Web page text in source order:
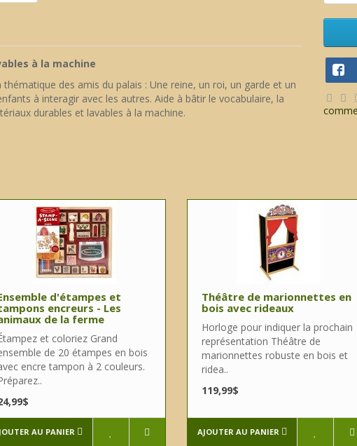
à la machine
des amis du palais : Une reine, un roi, un garde et un
à interagir avec les autres. Aide à bâtir le vocabulaire, la
durables et lavables à la machine.
d'étampes et
encreurs - Les
de la ferme
et coloriez Grand
de 20 étampes en bois
encre tampon à 2 couleurs.
AU PANIER
Théâtre de marionnettes en
bois avec rideaux
Horloge pour indiquer la prochain
représentation Théâtre de
marionnettes robuste en bois et
ridea..
119,99$
AJOUTER AU PANIER